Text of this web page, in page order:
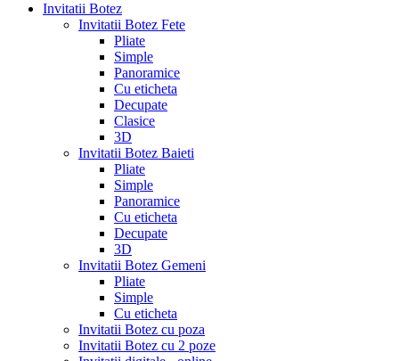
Invitatii Botez
Invitatii Botez Fete
Pliate
Simple
Panoramice
Cu eticheta
Decupate
Clasice
3D
Invitatii Botez Baieti
Pliate
Simple
Panoramice
Cu eticheta
Decupate
3D
Invitatii Botez Gemeni
Pliate
Simple
Cu eticheta
Invitatii Botez cu poza
Invitatii Botez cu 2 poze